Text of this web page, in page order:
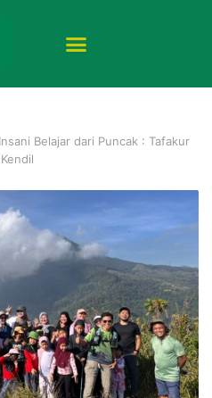
Belajar dari Puncak : Tafakur